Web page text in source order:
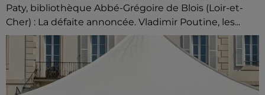
Paty, bibliothèque Abbé-Grégoire de Blois (Loir-et-
Cher) : La défaite annoncée. Vladimir Poutine, les...